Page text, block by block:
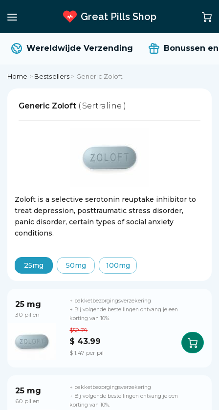
Great Pills Shop
Wereldwijde Verzending Bonussen
Home > Bestsellers > Generic Zoloft
Generic Zoloft ( Sertraline )
Zoloft is a selective serotonin reuptake inhibitor to
treat depression, posttraumatic stress disorder,
panic disorder, certain types of social anxiety
conditions.
25mg 50mg 100mg
25 mg
30 pillen
$52.79
$ 43.99
$ 1.47 per pil
+ pakketbezorgingsverzekering
+ Bij volgende bestellingen ontvang je een
korting van 10%.
25 mg
60 pillen
+ pakketbezorgingsverzekering
+ Bij volgende bestellingen ontvang je een
korting van 10%.